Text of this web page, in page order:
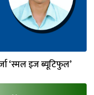
‘स्मल इज ब्यूटिफुल’